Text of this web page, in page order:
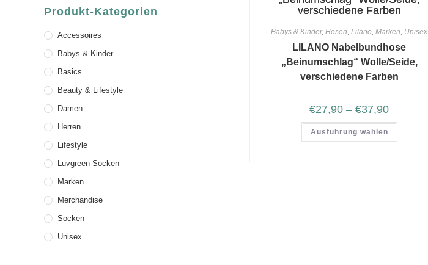
Babys & Kinder,Hosen,Lilano,Marken, Unisex
LILANO Nabelbundhose
„Beinumschlag“ Wolle/Seide,
verschiedene Farben
€27,90 –€37,90
Ausführung wählen
Produkt-Kategorien
Accessoires
Babys & Kinder
Basics
Beauty & Lifestyle
Damen
Herren
Lifestyle
Luvgreen Socken
Marken
Merchandise
Socken
Unisex